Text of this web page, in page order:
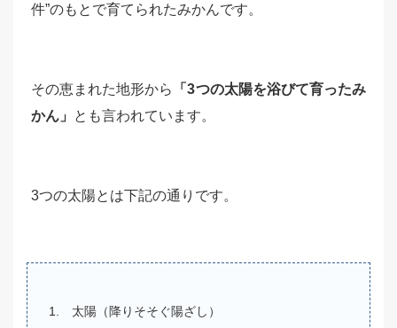
件”のもとで育てられたみかんです。
その恵まれた地形から
「3つの太陽を浴びて育ったみ
かん」
とも言われています。
3つの太陽とは下記の通りです。
太陽（降りそそぐ陽ざし）